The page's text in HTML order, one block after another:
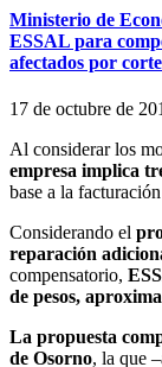
Ministerio de
ESSAL para
afectados por
17 de octubre de
Al considerar los
empresa implica
base a la
Considerando el
reparación
compensatorio,
de pesos,
La propuesta
de Osorno, la que